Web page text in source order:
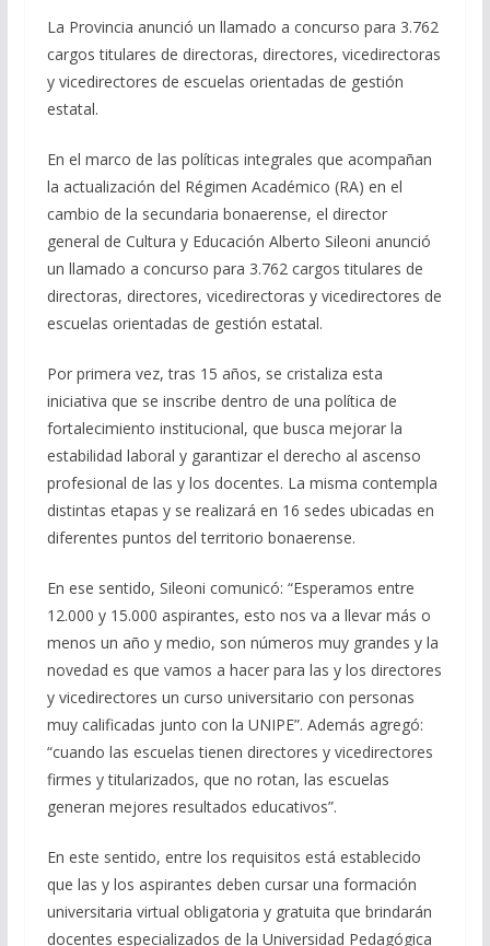
La Provincia anunció un llamado a concurso para 3.762
cargos titulares de directoras, directores, vicedirectoras
y vicedirectores de escuelas orientadas de gestión
estatal.
En el marco de las políticas integrales que acompañan
la actualización del Régimen Académico (RA) en el
cambio de la secundaria bonaerense, el director
general de Cultura y Educación Alberto Sileoni anunció
un llamado a concurso para 3.762 cargos titulares de
directoras, directores, vicedirectoras y vicedirectores de
escuelas orientadas de gestión estatal.
Por primera vez, tras 15 años, se cristaliza esta
iniciativa que se inscribe dentro de una política de
fortalecimiento institucional, que busca mejorar la
estabilidad laboral y garantizar el derecho al ascenso
profesional de las y los docentes. La misma contempla
distintas etapas y se realizará en 16 sedes ubicadas en
diferentes puntos del territorio bonaerense.
En ese sentido, Sileoni comunicó: “Esperamos entre
12.000 y 15.000 aspirantes, esto nos va a llevar más o
menos un año y medio, son números muy grandes y la
novedad es que vamos a hacer para las y los directores
y vicedirectores un curso universitario con personas
muy calificadas junto con la UNIPE”. Además agregó:
“cuando las escuelas tienen directores y vicedirectores
firmes y titularizados, que no rotan, las escuelas
generan mejores resultados educativos”.
En este sentido, entre los requisitos está establecido
que las y los aspirantes deben cursar una formación
universitaria virtual obligatoria y gratuita que brindarán
docentes especializados de la Universidad Pedagógica